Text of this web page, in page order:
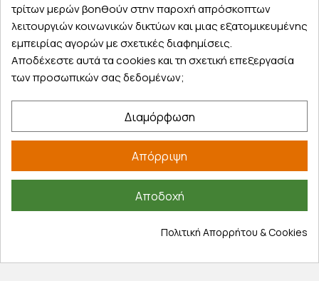
Εξυπηρέτηση πελατών
Λογαριασμός
Τα αγαπημένα μου
Τρόποι παραγγελίας
Τρόποι πληρωμής
Επιστροφές προϊοντων
τρίτων μερών βοηθούν στην παροχή απρόσκοπτων
λειτουργιών κοινωνικών δικτύων και μιας εξατομικευμένης
εμπειρίας αγορών με σχετικές διαφημίσεις.
Αποδέχεστε αυτά τα cookies και τη σχετική επεξεργασία
των προσωπικών σας δεδομένων;
Διαμόρφωση
Απόρριψη
Αποδοχή
Πολιτική Απορρήτου & Cookies